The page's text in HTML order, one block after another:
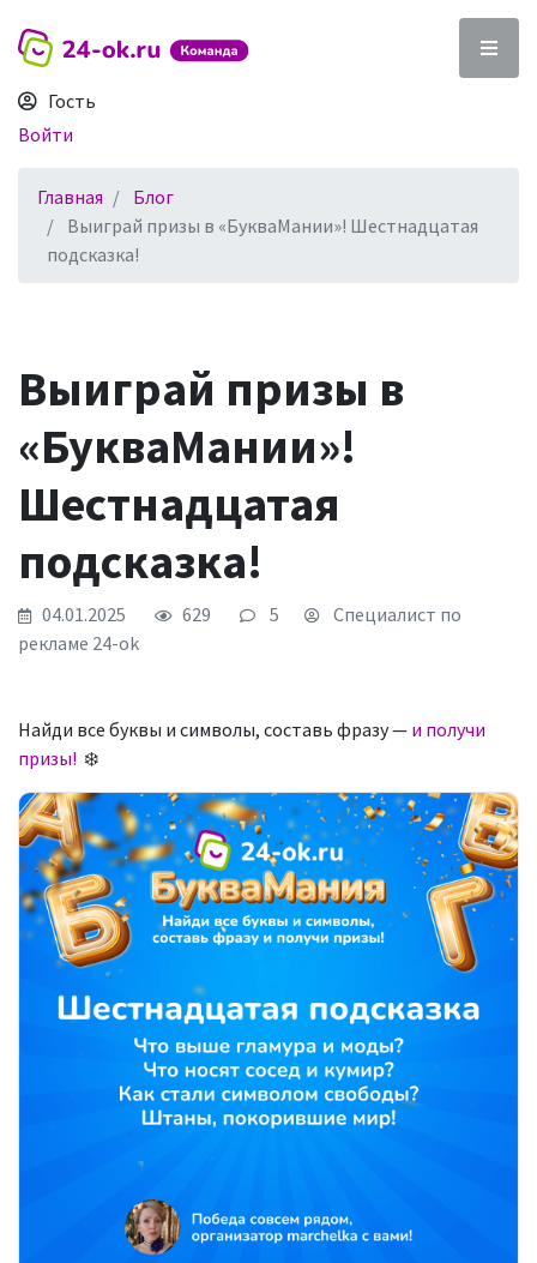
Гость
Войти
Главная
Блог
Выиграй призы в «БукваМании»! Шестнадцатая
подсказка!
Выиграй призы в
«БукваМании»!
Шестнадцатая
подсказка!
04.01.2025 629 5
Специалист по
рекламе 24-ok
Найди все буквы и символы, составь фразу — и получи
призы! ❄️